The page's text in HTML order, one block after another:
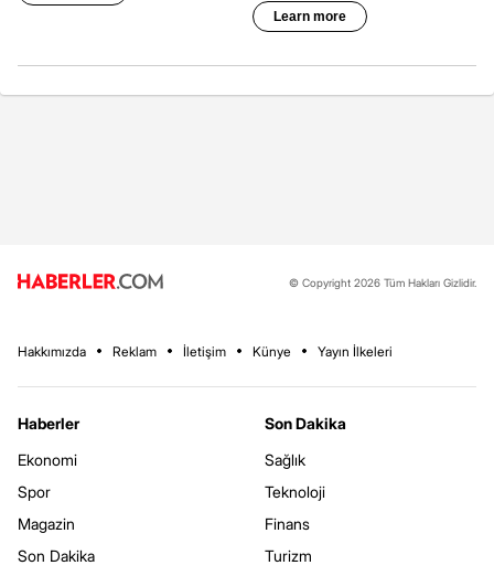
© Copyright 2026 Tüm Hakları Gizlidir.
Hakkımızda Reklam İletişim Künye Yayın İlkeleri
Haberler
Ekonomi
Spor
Magazin
Son Dakika
Son Dakika
Sağlık
Teknoloji
Finans
Turizm